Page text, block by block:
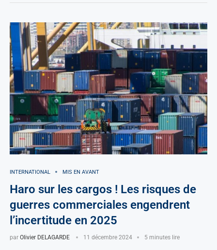
INTERNATIONAL MIS EN AVANT
Haro sur les cargos ! Les risques de
guerres commerciales engendrent
l’incertitude en 2025
par Olivier DELAGARDE 11 décembre 2024 5 minutes lire